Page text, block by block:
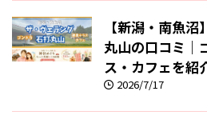
【新潟・南魚
丸山の口コミ｜
ス・カフェを紹
2026/7/17